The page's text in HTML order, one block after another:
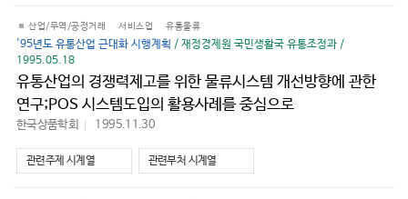
산업/무역/공정거래 서비스업 유통물류
'95년도 유통산업 근대화 시행계획 / 재정경제원 국민생활국 유통조정과 /
1995.05.18
유통산업의 경쟁력제고를 위한 물류시스템 개선방향에 관한
연구;POS 시스템도입의 활용사례를 중심으로
한국상품학회 1995.11.30
가
기
관련주제 시계열 관련부처 시계열